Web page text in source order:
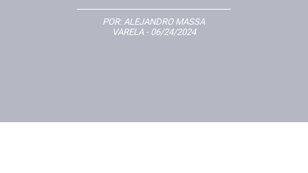
POR: ALEJANDRO MASSA
VARELA- 06/24/2024